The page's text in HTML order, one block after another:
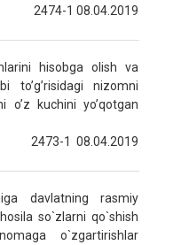
2474-1 08.04.2019
hisobga olish va
to’g’risidagi nizomni
o’z kuchini yo’qotgan
2473-1 08.04.2019
davlatning rasmiy
so`zlarni qo`shish
o`zgartirishlar